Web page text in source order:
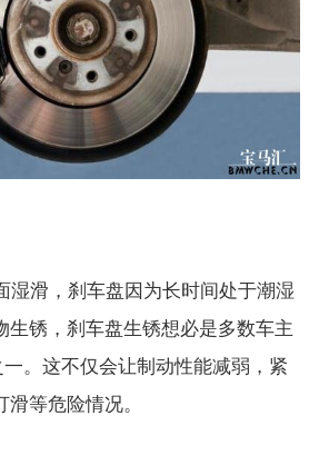
滑，刹车盘因为长时间处于潮湿
生锈，刹车盘生锈想必是多数车主
一。这不仅会让制动性能减弱，紧
等危险情况。